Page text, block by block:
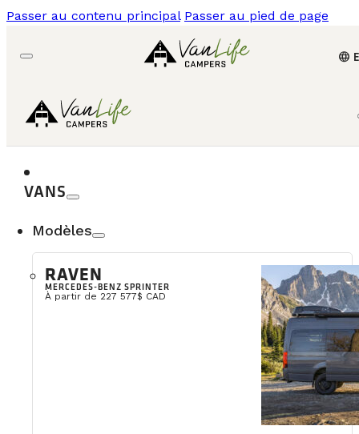
Passer au contenu principal Passer au pied de page
language
VANS
Modèles
RAVEN
MERCEDES-BENZ SPRINTER
À partir de 227 577$ CAD